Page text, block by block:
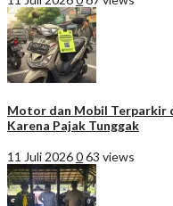
Motor dan Mobil Terparkir
Karena Pajak Tunggak
11 Juli 2026063 views